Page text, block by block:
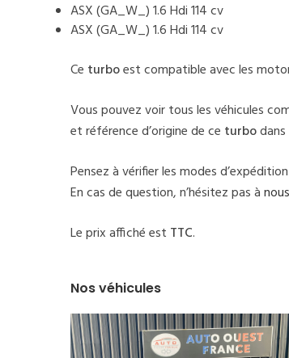
ASX (GA_W_) 1.6 Hdi 114 cv
ASX (GA_W_) 1.6 Hdi 114 cv
Ce turboest compatible avec les
Vous pouvez voir tous les véhicules
et référence d’origine de ce turbo
Pensez à vérifier les modes
En cas de question, n’hésitez pas à
Le prix affiché est TTC.
Nos véhicules